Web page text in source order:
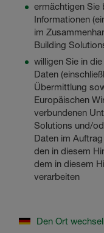
ermächtigen Sie
Informationen
im
Building
willigen Sie in
Daten
Übermittlung
Europäischen
verbundenen
Solutions und/
Daten im
den in diesem
dem in diesem
verarbeiten
Den Ort